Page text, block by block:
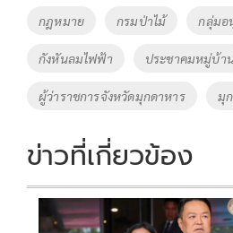
o
o
k
Li
Tags
กฎหมาย กรมป่าไม้ กลุ่มอ
กังหันลมไฟฟ้า ประชาคมหมู่บ้า
ผู้ว่าราชการจังหวัดมุกดาหาร มุ
ข่าวที่เกี่ยวข้อง